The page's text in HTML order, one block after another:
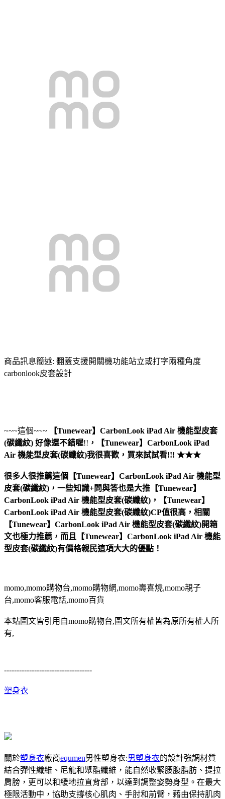
商品訊息簡述: 翻蓋支援開關機功能站立或打字兩種角度
carbonlook皮套設計
~~~這個~~~
【Tunewear】CarbonLook iPad Air 機能型皮套
(碳纖紋) 好像還不錯喔!! ，
【Tunewear】CarbonLook iPad
Air 機能型皮套(碳纖紋)我很喜歡，買來試試看!!! ★★★
很多人很推薦這個【Tunewear】CarbonLook iPad Air 機能型
皮套(碳纖紋)，一些知識+問與答也是大推【Tunewear】
CarbonLook iPad Air 機能型皮套(碳纖紋)，【Tunewear】
CarbonLook iPad Air 機能型皮套(碳纖紋)CP值很高，相關
【Tunewear】CarbonLook iPad Air 機能型皮套(碳纖紋)開箱
文也極力推薦，而且【Tunewear】CarbonLook iPad Air 機能
型皮套(碳纖紋)有價格親民這項大大的優點！
momo,momo購物台,momo購物網,momo壽喜燒,momo親子
台,momo客服電話,momo百貨
本站圖文皆引用自momo購物台,圖文所有權皆為原所有權人所
有,
-----------------------------------
塑身衣
關於塑身衣廠商equmen男性塑身衣:男塑身衣的設計強調材質
結合彈性纖維、尼龍和聚酯纖維，能自然收緊腰腹脂肪、提拉
肩膀，更可以和緩地拉直背部，以達到調整姿勢身型。在最大
極限活動中，協助支撐核心肌肉、手肘和前臂，藉由保持肌肉